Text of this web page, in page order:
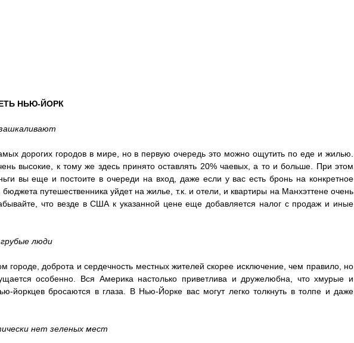
НЬЮ-ЙОРК
дорогих городов в мире, но в первую очередь это можно ощутить по еде и жилью.
высокие, к тому же здесь принято оставлять 20% чаевых, а то и больше. При этом
вы еще и постоите в очереди на вход, даже если у вас есть бронь на конкретное
путешественника уйдет на жилье, т.к. и отели, и квартиры на Манхэттене очень
что везде в США к указанной цене еще добавляется налог с продаж и иные
люди
городе, доброта и сердечность местных жителей скорее исключение, чем правило, но
особенно. Вся Америка настолько приветлива и дружелюбна, что хмурые и
йоркцев бросаются в глаза. В Нью-Йорке вас могут легко толкнуть в толпе и даже
нет зеленых мест